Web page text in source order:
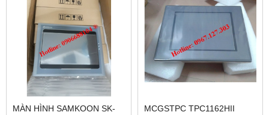
MÀN HÌNH SAMKOON SK-
MCGSTPC TPC1162HII